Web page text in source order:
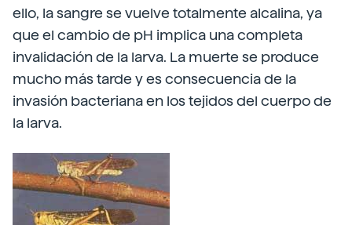
ello, la sangre se vuelve totalmente alcalina, ya
que el cambio de pH implica una completa
invalidación de la larva. La muerte se produce
mucho más tarde y es consecuencia de la
invasión bacteriana en los tejidos del cuerpo de
la larva.